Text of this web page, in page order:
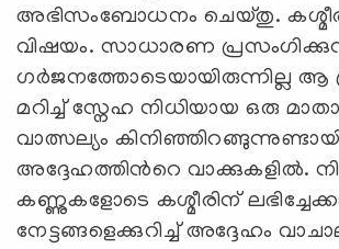
അഭിസംബോധനം ചെയ്തു.
വിഷയം. സാധാരണ
ഗര്‍ജനത്തോടെയായിരുന്നില്ല ആ
മറിച്ച് സ്നേഹ നിധിയായ ഒരു
വാത്സല്യം
അദ്ദേഹത്തിന്‍റെ വാക്കുകളില്‍.
കണ്ണുകളോടെ കശ്മീരിന്
നേട്ടങ്ങളെക്കുറിച്ച് അദ്ദേഹം